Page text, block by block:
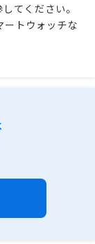
てください。
ートウォッチな